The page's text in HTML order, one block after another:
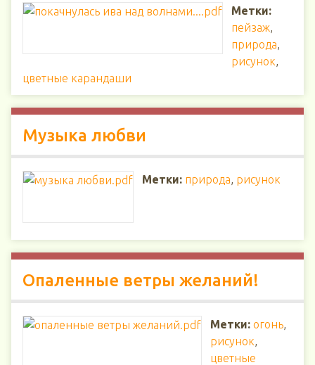
Метки:
пейзаж,
природа,
рисунок,
цветные карандаши
Музыка любви
Метки: природа, рисунок
Опаленные ветры желаний!
Метки: огонь,
рисунок,
цветные